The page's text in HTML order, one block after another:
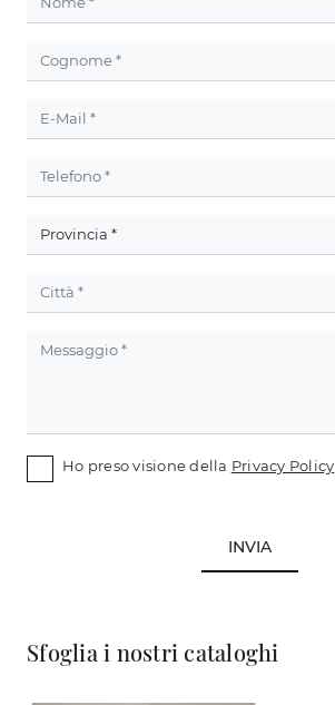
Sfoglia i nostri cataloghi
Ho preso visione della Privacy Policy
INVIA